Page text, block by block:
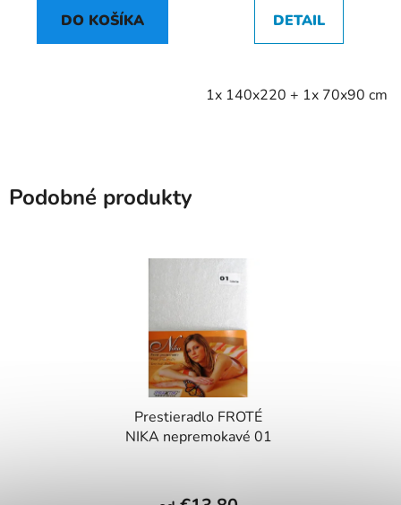
DO KOŠÍKA DETAIL
1x 140x220 + 1x 70x90 cm
Podobné produkty
Prestieradlo FROTÉ
NIKA nepremokavé 01